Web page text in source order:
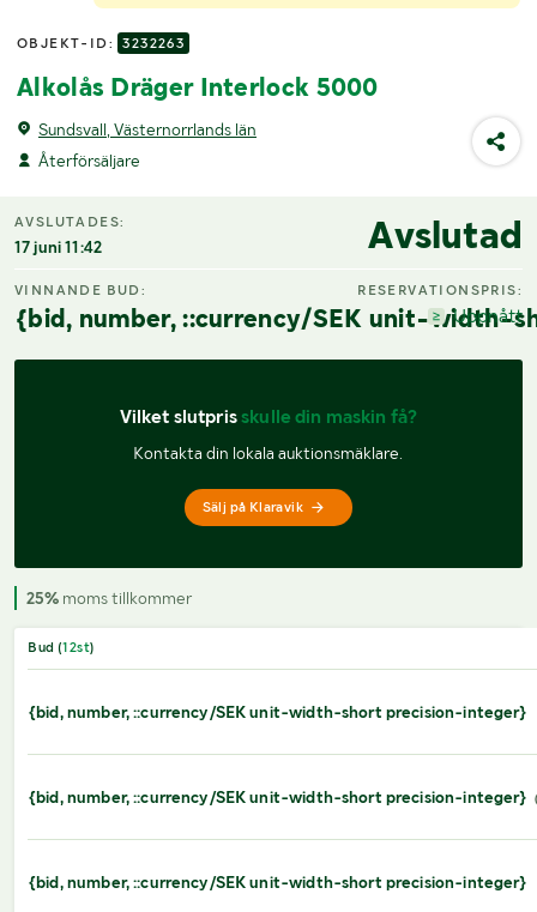
OBJEKT-ID: 3232263
Alkolås Dräger Interlock 5000
Sundsvall, Västernorrlands län
Återförsäljare
AVSLUTADES:
17 juni 11:42 Avslutad
VINNANDE BUD:
{bid, number, ::currency/SEK unit-width-
RESERVATIONSPRIS:
Uppnått
Vilket slutpris skulle din maskin få?
Kontakta din lokala auktionsmäklare.
Sälj på Klaravik
25% moms tillkommer
Bud (12st)
{bid, number, ::currency/SEK unit-width-short precision-integer}
{bid, number, ::currency/SEK unit-width-short precision-integer}
{bid, number, ::currency/SEK unit-width-short precision-integer}